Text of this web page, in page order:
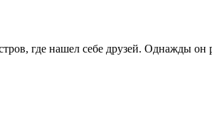
где нашел себе друзей. Однажды он